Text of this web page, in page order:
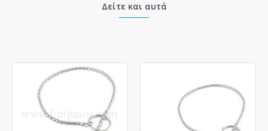
Δείτε και αυτά